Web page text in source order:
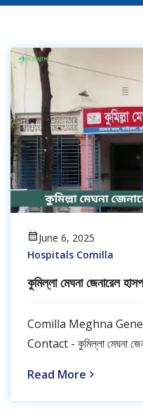
June 6, 2025
Hospitals Comilla
কুমিল্লা মেঘনা জেনারেল
Comilla Meghna
Contact - কুমিল্লা মেঘনা
Read More